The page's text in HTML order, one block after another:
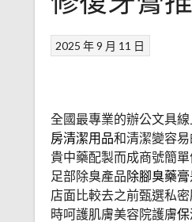
2025 年 9 月 11 日
全國最專業的辦公文具
房清潔用品和清潔變容
貴中藥配製而成商號簡
足部除臭產品除腳臭藥膏
店面比較去之前甄選私
時呵護肌膚美容院護膚